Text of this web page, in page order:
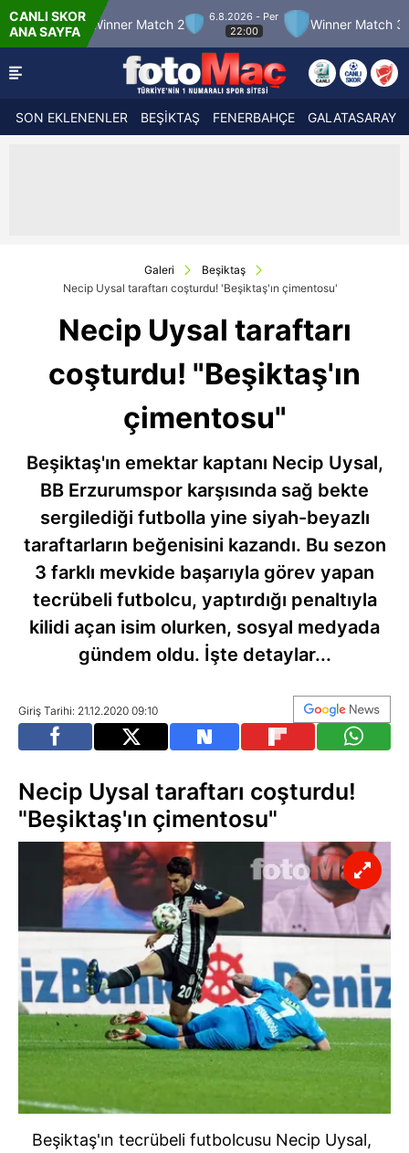
CANLI SKOR
ANA SAYFA
Winner Match 2
6.8.2026 - Per
22:00
Winner Match 3
SON EKLENENLER BEŞİKTAŞ FENERBAHÇE GALATASARAY
Galeri
Beşiktaş
Necip Uysal taraftarı coşturdu! 'Beşiktaş'ın çimentosu'
Necip Uysal taraftarı
coşturdu! "Beşiktaş'ın
çimentosu"
Beşiktaş'ın emektar kaptanı Necip Uysal,
BB Erzurumspor karşısında sağ bekte
sergilediği futbolla yine siyah-beyazlı
taraftarların beğenisini kazandı. Bu sezon
3 farklı mevkide başarıyla görev yapan
tecrübeli futbolcu, yaptırdığı penaltıyla
kilidi açan isim olurken, sosyal medyada
gündem oldu. İşte detaylar...
Giriş Tarihi: 21.12.2020 09:10
Necip Uysal taraftarı coşturdu!
"Beşiktaş'ın çimentosu"
Beşiktaş'ın tecrübeli futbolcusu Necip Uysal,